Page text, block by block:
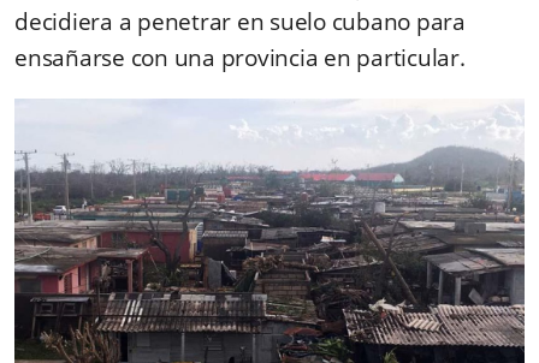
decidiera a penetrar en suelo cubano para
ensañarse con una provincia en particular.